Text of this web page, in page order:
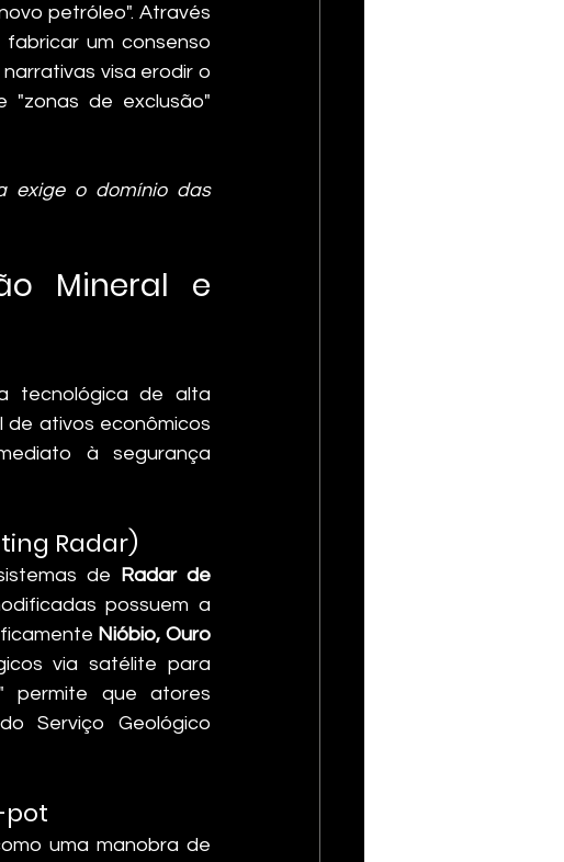
petróleo". Através
um consenso
visa erodir o
"zonas de exclusão"
exige o domínio das
Mineral e
tecnológica de alta
de ativos econômicos
à segurança
Radar)
de Radar de
possuem a
Nióbio, Ouro
via satélite para
permite que atores
Serviço Geológico
pot